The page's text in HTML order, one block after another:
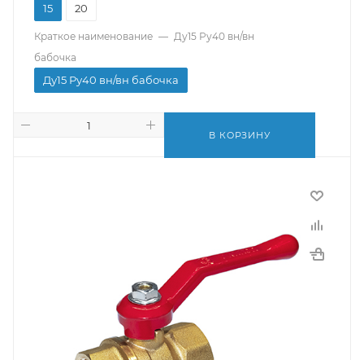
15 20
Краткое наименование — Ду15 Ру40 вн/вн
бабочка
Ду15 Ру40 вн/вн бабочка
В КОРЗИНУ